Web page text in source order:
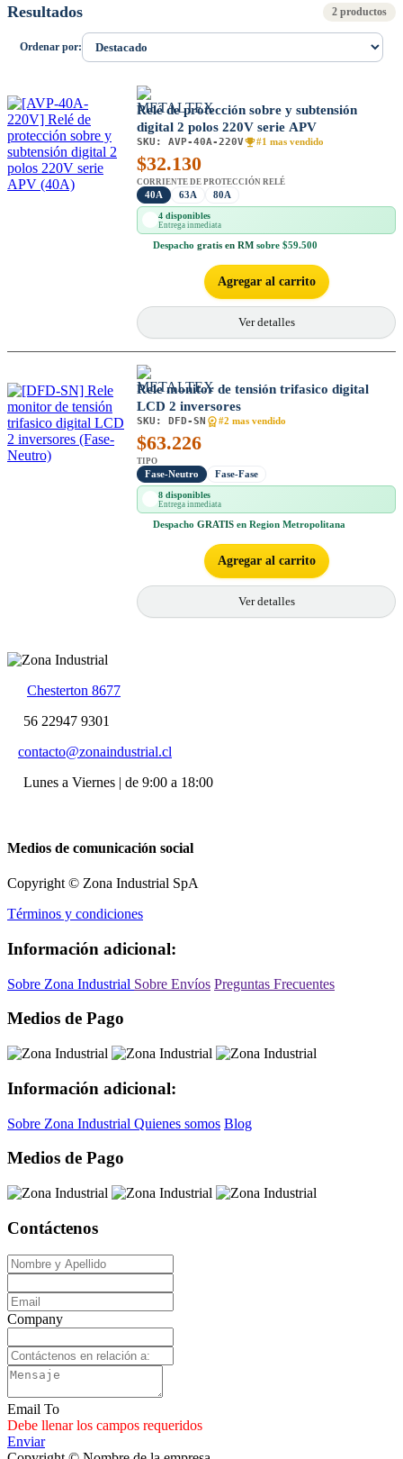
Resultados 2 productos
Ordenar por:
Relé de protección sobre y subtensión
digital 2 polos 220V serie APV
SKU: AVP-40A-220V #1 mas vendido
$32.130
CORRIENTE DE PROTECCIÓN RELÉ
40A 63A 80A
4 disponibles
Entrega inmediata
Despacho gratis en RM sobre $59.500
Agregar al carrito
Ver detalles
Rele monitor de tensión trifasico digital
LCD 2 inversores
SKU: DFD-SN #2 mas vendido
$63.226
TIPO
Fase-Neutro Fase-Fase
8 disponibles
Entrega inmediata
Despacho GRATIS en Region Metropolitana
Agregar al carrito
Ver detalles
Chesterton 8677
56 22947 9301
contacto@zonaindustrial.cl
Lunes a Viernes | de 9:00 a 18:00
Medios de comunicación social
Copyright © Zona Industrial SpA
Términos y condiciones
Información adicional:
Sobre Zona Industrial Sobre Envíos Preguntas Frecuentes
Medios de Pago
Información adicional:
Sobre Zona Industrial Quienes somos Blog
Medios de Pago
Contáctenos
Company
Email To
Debe llenar los campos requeridos
Enviar